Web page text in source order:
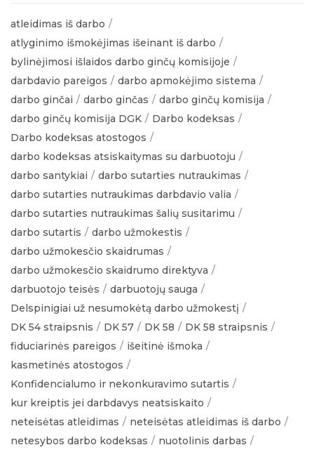
atleidimas iš darbo
atlyginimo išmokėjimas išeinant iš darbo
bylinėjimosi išlaidos darbo ginčų komisijoje
darbdavio pareigos
darbo apmokėjimo sistema
darbo ginčai
darbo ginčas
darbo ginčų komisija
darbo ginčų komisija DGK
Darbo kodeksas
Darbo kodeksas atostogos
darbo kodeksas atsiskaitymas su darbuotoju
darbo santykiai
darbo sutarties nutraukimas
darbo sutarties nutraukimas darbdavio valia
darbo sutarties nutraukimas šalių susitarimu
darbo sutartis
darbo užmokestis
darbo užmokesčio skaidrumas
darbo užmokesčio skaidrumo direktyva
darbuotojo teisės
darbuotojų sauga
Delspinigiai už nesumokėtą darbo užmokestį
DK 54 straipsnis
DK 57 DK 58
DK 58 straipsnis
fiduciarinės pareigos
išeitinė išmoka
kasmetinės atostogos
Konfidencialumo ir nekonkuravimo sutartis
kur kreiptis jei darbdavys neatsiskaito
neteisėtas atleidimas
neteisėtas atleidimas iš darbo
netesybos darbo kodeksas
nuotolinis darbas